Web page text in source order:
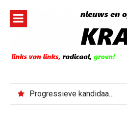
inhoud
Progressieve kandidaat El-Sayed senaatskandidaat Michigan